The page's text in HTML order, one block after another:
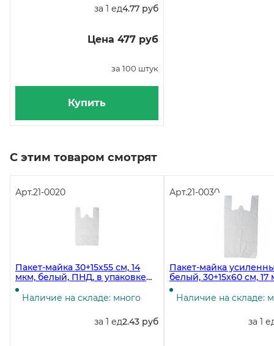
за 1 ед4.77 руб
Цена 477 руб
за 100 штук
Купить
С этим товаром смотрят
Арт.21-0020
Пакет-майка 30+15х55 см, 14
мкм, белый, ПНД, в упаковке
100 штук, в коробке 3000 штук
Наличие на складе: много
за 1 ед2.43 руб
Арт.21-0030
Пакет-майка
белый, 30+15х60 см, 17
пачке 100 штук
Наличие на складе:
за 1